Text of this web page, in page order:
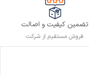
تضمین کیفیت و اصالت
فروش مستقیم از شرکت